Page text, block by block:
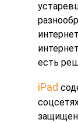
есть
iPad